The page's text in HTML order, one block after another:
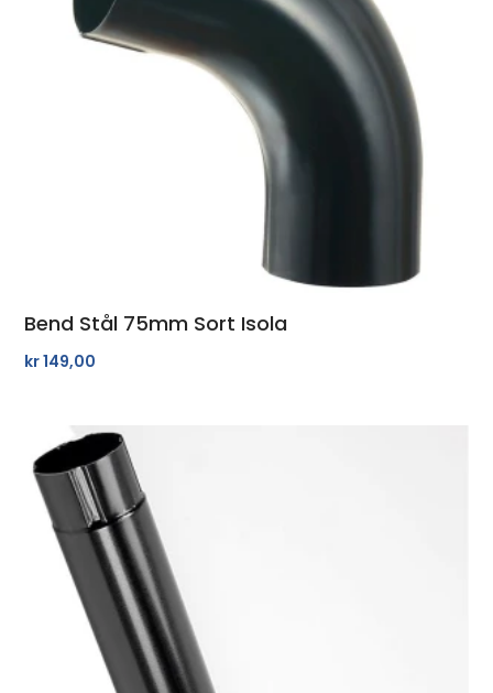
Bend Stål 75mm Sort Isola
kr149,00